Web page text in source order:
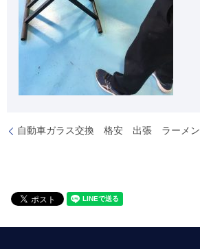
自動車ガラス交換 格安 出張 ラーメン